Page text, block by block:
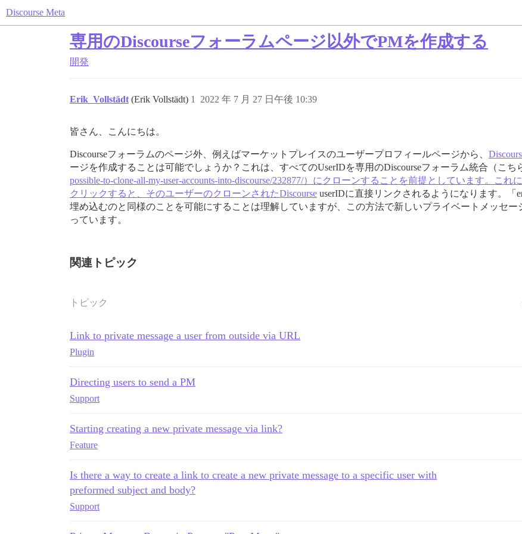
Discourse Meta
専用のDiscourseフォーラムページ以外でPMを作成する
開発
Erik_Vollstädt (Erik Vollstädt) 2022 年 7 月 27 日午後 10:39
1
皆さん、こんにちは。
Discourseフォーラムのページ外、例えばマーケットプレイスのユーザープロフィールページから、
ージを作成することは可能でしょうか？これは、すべてのUserIDを専用のDiscourseフォーラム統合（こち
possible-to-clone-all-my-user-accounts-into-discourse/232877/）にクローンすることを前提としています。こ
クリックすると、そのユーザーのクローンされたDiscourse userIDに直接リンクされるようになります。「
埋め込むのと同様のことを可能にすることは理解していますが、この方法で新しいプライベートメッセ
っています。
関連トピック
トピック
Link to private message a user from outside via URL
Plugin
Directing users to send a PM
Support
Starting creating a new private message via link?
Feature
Is there a way to create a link to create a new private message to a specific user with
preformed subject and body?
Support